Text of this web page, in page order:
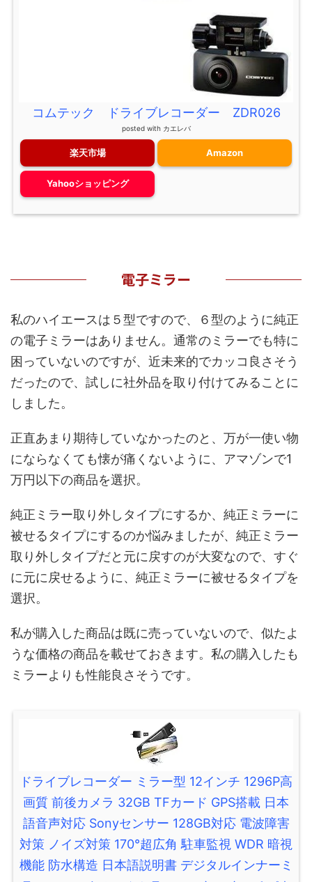
コムテック ドライブレコーダー ZDR026
posted with カエレバ
楽天市場 Amazon
Yahooショッピング
電子ミラー
私のハイエースは５型ですので、６型のように純正
の電子ミラーはありません。通常のミラーでも特に
困っていないのですが、近未来的でカッコ良さそう
だったので、試しに社外品を取り付けてみることに
しました。
正直あまり期待していなかったのと、万が一使い物
にならなくても懐が痛くないように、アマゾンで1
万円以下の商品を選択。
純正ミラー取り外しタイプにするか、純正ミラーに
被せるタイプにするのか悩みましたが、純正ミラー
取り外しタイプだと元に戻すのが大変なので、すぐ
に元に戻せるように、純正ミラーに被せるタイプを
選択。
私が購入した商品は既に売っていないので、似たよ
うな価格の商品を載せておきます。私の購入したも
ミラーよりも性能良さそうです。
ドライブレコーダー ミラー型 12インチ 1296P高
画質 前後カメラ 32GB TFカード GPS搭載 日本
語音声対応 Sonyセンサー 128GB対応 電波障害
対策 ノイズ対策 170°超広角 駐車監視 WDR 暗視
機能 防水構造 日本語説明書 デジタルインナーミ